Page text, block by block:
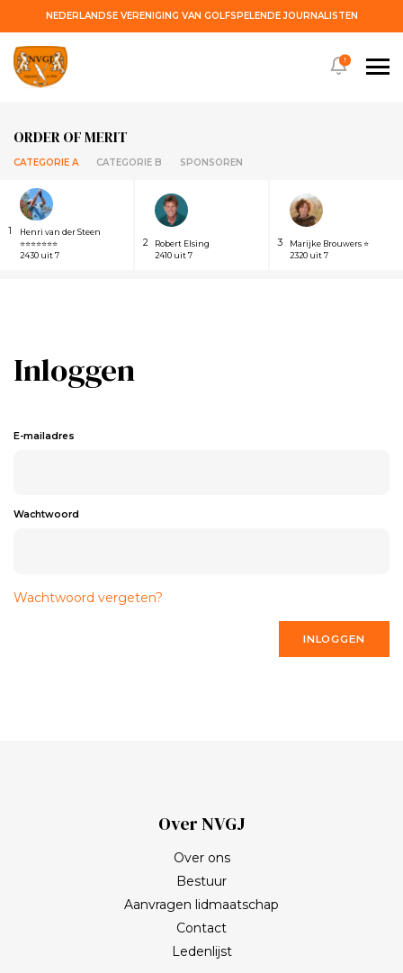
NEDERLANDSE VERENIGING VAN GOLFSPELENDE JOURNALISTEN
ORDER OF MERIT
CATEGORIE A CATEGORIE B SPONSOREN
1
Henri van der Steen
⭐⭐⭐⭐⭐⭐⭐
2430 uit 7
2
Robert Elsing
2410 uit 7
3
Marijke Brouwers ⭐
2320 uit 7
!
Inloggen
E-mailadres
Wachtwoord
Wachtwoord vergeten?
INLOGGEN
Over NVGJ
Over ons
Bestuur
Aanvragen lidmaatschap
Contact
Ledenlijst